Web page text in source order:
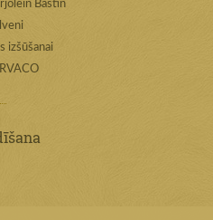
Bastin
izšūšanai